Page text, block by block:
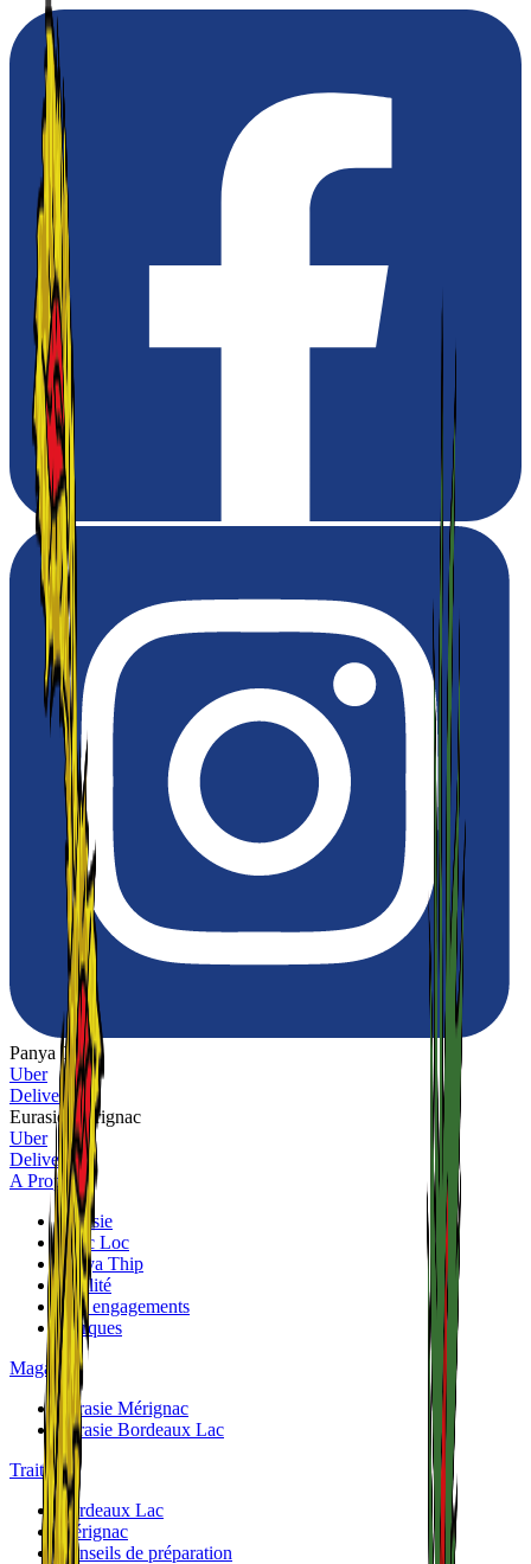
Panya Thip
Uber
Deliveroo
Eurasie Mérignac
Uber
Deliveroo
A Propos
Eurasie
Phuc Loc
Panya Thip
Qualité
Nos engagements
Marques
Magasins
Eurasie Mérignac
Eurasie Bordeaux Lac
Traiteurs
Bordeaux Lac
Mérignac
Conseils de préparation